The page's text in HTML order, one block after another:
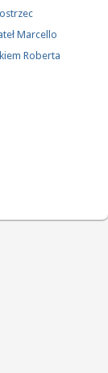
Marcello
Roberta